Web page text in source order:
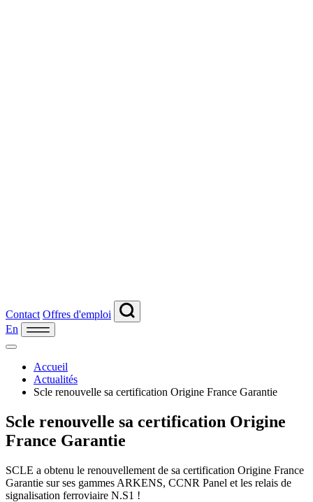
Contact Offres d'emploi
En
Accueil
Actualités
Scle renouvelle sa certification Origine France Garantie
Scle renouvelle sa certification Origine
France Garantie
SCLE a obtenu le renouvellement de sa certification Origine France
Garantie sur ses gammes ARKENS, CCNR Panel et les relais de
signalisation ferroviaire N.S1 !